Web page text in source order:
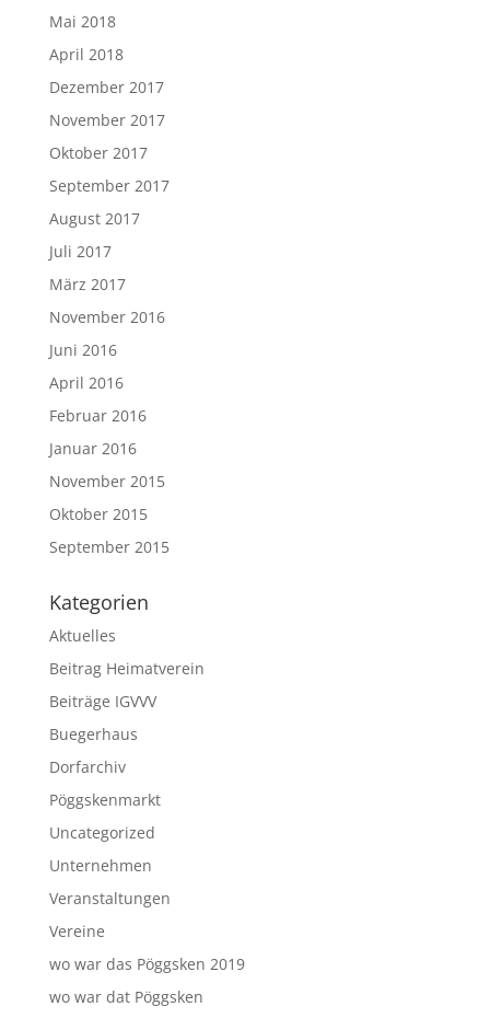
Mai 2018
April 2018
Dezember 2017
November 2017
Oktober 2017
September 2017
August 2017
Juli 2017
März 2017
November 2016
Juni 2016
April 2016
Februar 2016
Januar 2016
November 2015
Oktober 2015
September 2015
Kategorien
Aktuelles
Beitrag Heimatverein
Beiträge IGVVV
Buegerhaus
Dorfarchiv
Pöggskenmarkt
Uncategorized
Unternehmen
Veranstaltungen
Vereine
wo war das Pöggsken 2019
wo war dat Pöggsken